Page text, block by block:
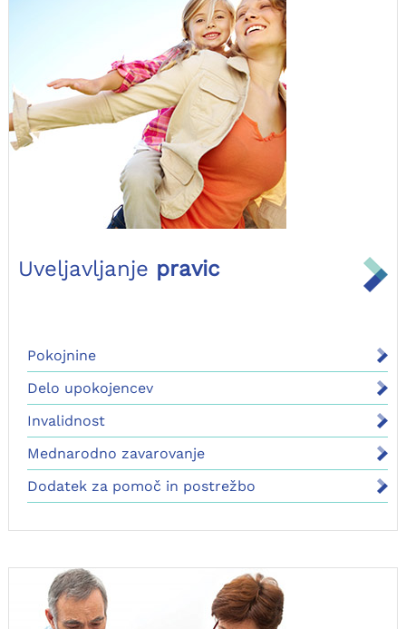
Uveljavljanje pravic
Pokojnine
Delo upokojencev
Invalidnost
Mednarodno zavarovanje
Dodatek za pomoč in postrežbo